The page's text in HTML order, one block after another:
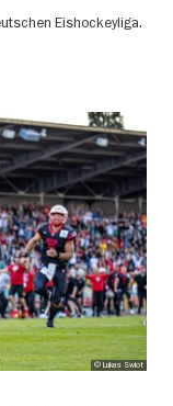
Eishockeyliga.
© Lukas Swiot